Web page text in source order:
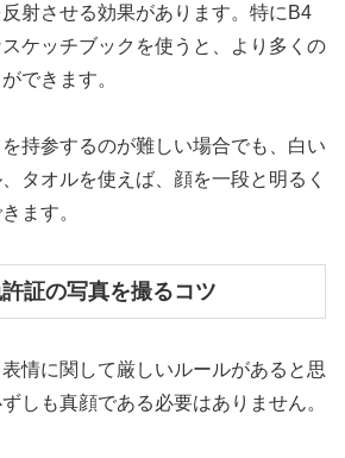
射させる効果があります。特にB4
ケッチブックを使うと、より多くの
できます。
持参するのが難しい場合でも、白い
タオルを使えば、顔を一段と明るく
ます。
証の写真を撮るコツ
情に関して厳しいルールがあると思
しも真顔である必要はありません。